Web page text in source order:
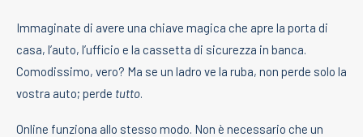
Immaginate di avere una chiave magica che apre la porta di
casa, l’auto, l’ufficio e la cassetta di sicurezza in banca.
Comodissimo, vero? Ma se un ladro ve la ruba, non perde solo la
vostra auto; perde tutto.
Online funziona allo stesso modo. Non è necessario che un